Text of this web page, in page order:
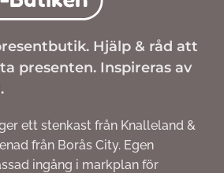
Hjälp & råd att
presenten. Inspireras av
ett stenkast från Knalleland &
från Borås City. Egen
ingång i markplan för